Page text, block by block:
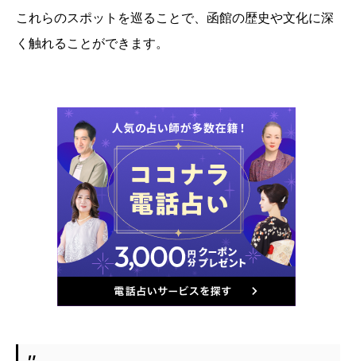
これらのスポットを巡ることで、函館の歴史や文化に深
く触れることができます。